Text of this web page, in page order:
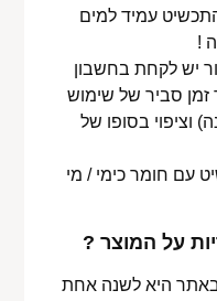
עמיד למים
!
יש לקחת בחשבון
זמן סביר של שימוש
וציפוי בסופו של
עם חומר כימי / מי
על המוצר ?
באתר היא לשנה אחת